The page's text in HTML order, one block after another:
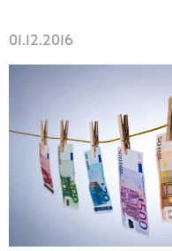
Artikel
Publikationen
Anfragen
01.12.2016